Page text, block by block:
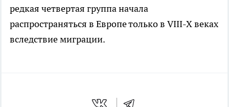
редкая четвертая группа начала
распространяться в Европе только в VIII-X веках
вследствие миграции.